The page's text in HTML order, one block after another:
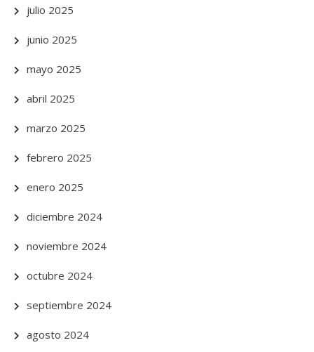
julio 2025
junio 2025
mayo 2025
abril 2025
marzo 2025
febrero 2025
enero 2025
diciembre 2024
noviembre 2024
octubre 2024
septiembre 2024
agosto 2024